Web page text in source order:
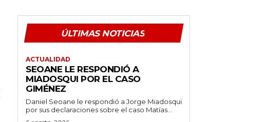
ÚLTIMAS NOTICIAS
ACTUALIDAD
SEOANE LE RESPONDIÓ A
MIADOSQUI POR EL CASO
GIMÉNEZ
Daniel Seoane le respondió a Jorge Miadosqui
por sus declaraciones sobre el caso Matías...